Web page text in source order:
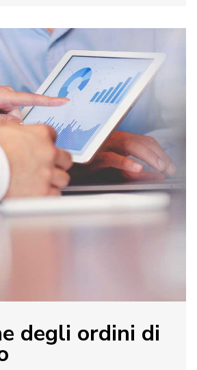
degli ordini di